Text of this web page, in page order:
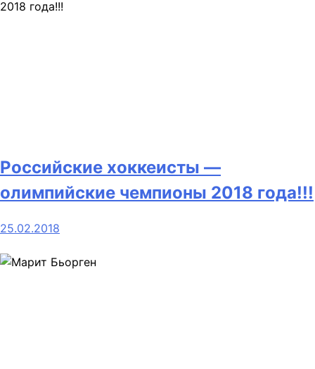
Российские хоккеисты —
олимпийские чемпионы 2018 года!!!
25.02.2018